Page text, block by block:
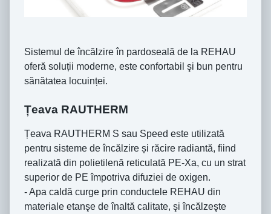
Sistemul de încălzire în pardoseală de la REHAU
oferă soluții moderne, este confortabil şi bun pentru
sănătatea locuinței.
Țeava RAUTHERM
Țeava RAUTHERM S sau Speed este utilizată
pentru sisteme de încălzire și răcire radiantă, fiind
realizată din polietilenă reticulată PE-Xa, cu un strat
superior de PE împotriva difuziei de oxigen.
- Apa caldă curge prin conductele REHAU din
materiale etanşe de înaltă calitate, şi încălzeşte